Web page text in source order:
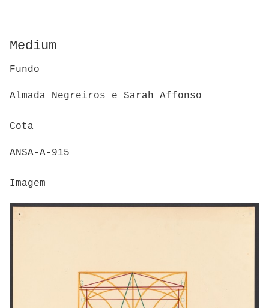
Medium
Fundo
Almada Negreiros e Sarah Affonso
Cota
ANSA-A-915
Imagem